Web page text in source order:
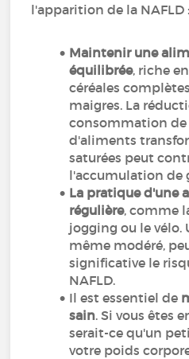
l'apparition de la NAFLD :
Maintenir une
équilibrée, riche
céréales
maigres. La
consommation de
d'aliments
saturées peut
l'accumulation de
La pratique d'une
régulière, comme
jogging ou le vélo.
même modéré,
significative le
NAFLD.
Il est essentiel de
sain. Si vous êtes
serait-ce qu'un
votre poids